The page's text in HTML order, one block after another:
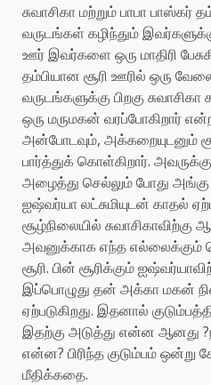
சுவாசிகா மற்றும் பாபா பாஸ்கர்
வருடங்கள் கழிந்தும்
ஊர் இவர்களை ஒரு மாதிரி
தம்பியான சூரி ஊரில் ஒரு
வருடங்களுக்கு பிறகு
ஒரு மருமகன் வரப்போகிறார்
அன்போடவும், அக்கறையுடனும்
பார்த்துக் கொள்கிறார்.
அழைத்து செல்லும் போது அங்கு
ஐஷ்வர்யா லட்சுமியுடன் காதல்
சூழ்நிலையில் சுவாசிகாவிற்கு
அவனுக்காக எந்த எல்லைக்கும்
சூரி. பின் சூரிக்கும்
இப்பொழுது தன் அக்கா மகன்
ஏற்படுகிறது. இதனால்
இதற்கு அடுத்து என்ன ஆனது
என்ன? பிரிந்த குடும்பம் ஒன்று
மீதிக்கதை.